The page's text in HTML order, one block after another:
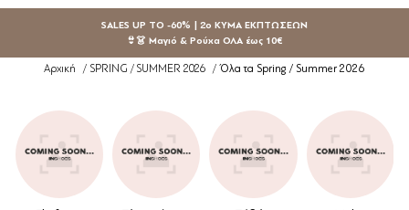
SALES UP TO -60% | 2ο ΚΥΜΑ ΕΚΠΤΩΣΕΩΝ
👙👗 Μαγιό & Ρούχα ΟΛΑ έως 10€
Αρχική / SPRING / SUMMER 2026 / Όλα τα Spring / Summer 2026